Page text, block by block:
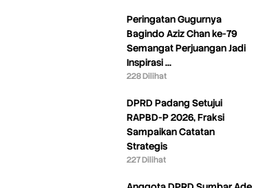
Peringatan Gugurnya
Bagindo Aziz Chan ke-79
Semangat Perjuangan Jadi
Inspirasi …
228 Dilihat
DPRD Padang Setujui
RAPBD-P 2026, Fraksi
Sampaikan Catatan
Strategis
227 Dilihat